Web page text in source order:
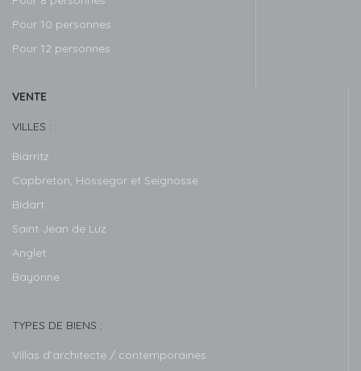
Pour 10 personnes
Pour 12 personnes
VENTE
VILLES :
Biarritz
Capbreton, Hossegor et Seignosse
Bidart
Saint Jean de Luz
Anglet
Bayonne
TYPES DE BIENS :
Villas d’architecte / contemporaines